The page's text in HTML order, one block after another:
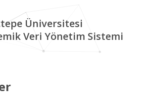
Üniversitesi
Veri Yönetim Sistemi